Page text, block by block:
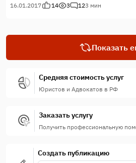
объектов недвижимости и о
16.01.2017
14 3 123 мин
Показать
Средняя стоимость услуг
Юристов и Адвокатов в РФ
Заказать услугу
Получить профессиональную
Создать публикацию